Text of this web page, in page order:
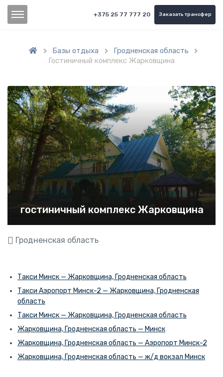
+375 25 77 777 20 Заказать трансфер
 Базы отдыха  Гродненская область 
Гостиничный комплекс Жарковщина
гостиничный комплекс Жарковщина
Гродненская область
Такси Минск — Жарковщина, Гродненская область
Такси Аэропорт Минск-2 — Жарковщина, Гродненская
область
Такси Минск — Жарковщина, Гродненская область
Жарковщина, Гродненская область — Минск
Жарковщина, Гродненская область — Аэропорт Минск-2
Жарковщина, Гродненская область — ж/д вокзал Минск